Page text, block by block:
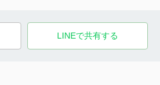
LINEで共有する